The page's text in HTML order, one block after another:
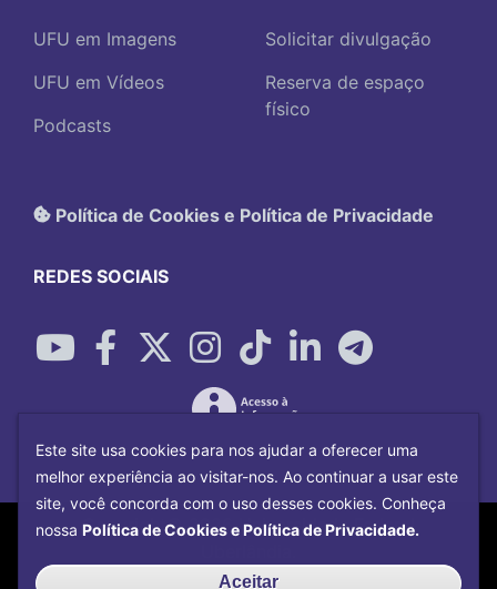
UFU em Imagens
UFU em Vídeos
Podcasts
Solicitar divulgação
Reserva de espaço
físico
Política de Cookies e Política de Privacidade
REDES SOCIAIS
Copyright©2026Universidade Federal
Centro de Tecnologia da
Este site usa cookies para nos ajudar a oferecer uma
melhor experiência ao visitar-nos. Ao continuar a usar este
site, você concorda com o uso desses cookies. Conheça
nossa Política de Cookies e Política de Privacidade.
Aceitar